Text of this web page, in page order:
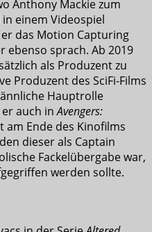
Anthony Mackie zum
einem Videospiel
das Motion Capturing
ebenso sprach. Ab 2019
als Produzent zu
Produzent des SciFi-Films
Hauptrolle
er auch inAvengers:
Ende des Kinofilms
dieser als Captain
Fackelübergabe war,
werden sollte.